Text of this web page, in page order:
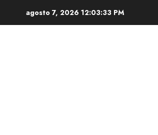
agosto 7, 2026 12:03:34 PM